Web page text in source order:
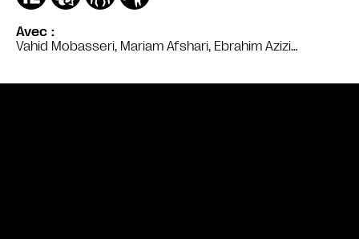
Avec
Vahid Mobasseri, Mariam Afshari, Ebrahim Azizi…